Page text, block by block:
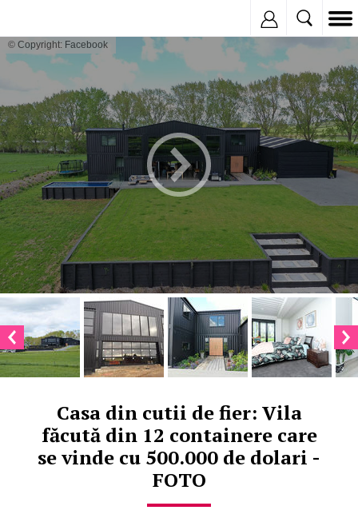
© Copyright: Facebook
Casa din cutii de fier: Vila
făcută din 12 containere care
se vinde cu 500.000 de dolari -
FOTO